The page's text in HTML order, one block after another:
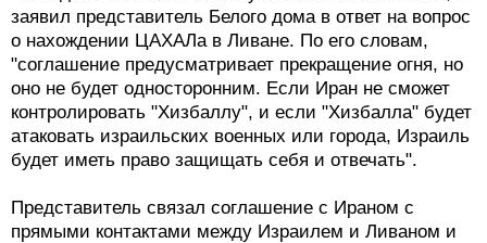
заявил представитель Белого дома в ответ на вопрос
о нахождении ЦАХАЛа в Ливане. По его словам,
"соглашение предусматривает прекращение огня, но
оно не будет односторонним. Если Иран не сможет
контролировать "Хизбаллу", и если "Хизбалла" будет
атаковать израильских военных или города, Израиль
будет иметь право защищать себя и отвечать".
Представитель связал соглашение с Ираном с
прямыми контактами между Израилем и Ливаном и